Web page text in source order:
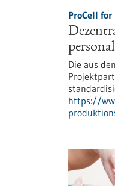
ProCell
Die aus
https://